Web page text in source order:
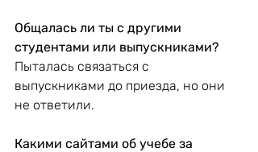
Общалась ли ты с другими
студентами или выпускниками?
Пыталась связаться с
выпускниками до приезда, но они
не ответили.
Какими сайтами об учебе за